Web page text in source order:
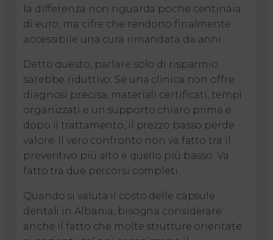
la differenza non riguarda poche centinaia
di euro, ma cifre che rendono finalmente
accessibile una cura rimandata da anni.
Detto questo, parlare solo di risparmio
sarebbe riduttivo. Se una clinica non offre
diagnosi precisa, materiali certificati, tempi
organizzati e un supporto chiaro prima e
dopo il trattamento, il prezzo basso perde
valore. Il vero confronto non va fatto tra il
preventivo più alto e quello più basso. Va
fatto tra due percorsi completi.
Quando si valuta il costo delle capsule
dentali in Albania, bisogna considerare
anche il fatto che molte strutture orientate